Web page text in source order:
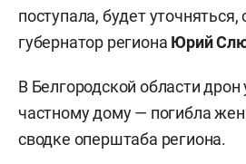
поступала, будет
губернатор региона Юрий
В Белгородской области дрон
частному дому — погибла
сводке оперштаба региона.